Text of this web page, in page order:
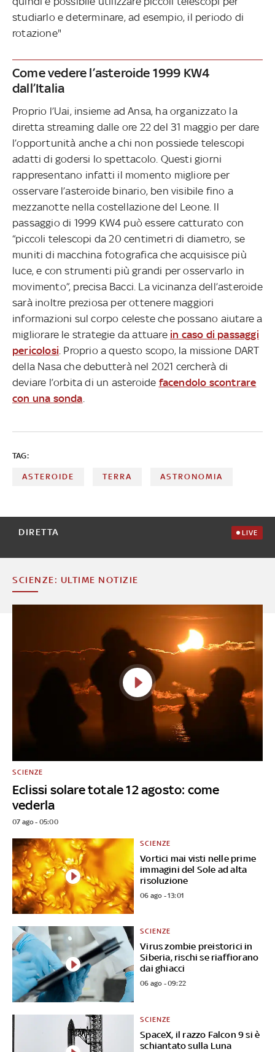
studiarlo e determinare, ad esempio, il periodo di
rotazione"
Come vedere l’asteroide 1999 KW4
dall’Italia
Proprio l’Uai, insieme ad Ansa, ha organizzato la
diretta streaming dalle ore 22 del 31 maggio per dare
l’opportunità anche a chi non possiede telescopi
adatti di godersi lo spettacolo. Questi giorni
rappresentano infatti il momento migliore per
osservare l’asteroide binario, ben visibile fino a
mezzanotte nella costellazione del Leone. Il
passaggio di 1999 KW4 può essere catturato con
“piccoli telescopi da 20 centimetri di diametro, se
muniti di macchina fotografica che acquisisce più
luce, e con strumenti più grandi per osservarlo in
movimento”, precisa Bacci. La vicinanza dell’asteroide
sarà inoltre preziosa per ottenere maggiori
informazioni sul corpo celeste che possano aiutare a
migliorare le strategie da attuare in caso di passaggi
pericolosi . Proprio a questo scopo, la missione DART
della Nasa che debutterà nel 2021 cercherà di
deviare l’orbita di un asteroide facendolo scontrare
con una sonda
TAG:
ASTEROIDE TERRA ASTRONOMIA
DIRETTA LIVE
SCIENZE: ULTIME NOTIZIE
Eclissi solare totale 12 agosto: come
vederla
SCIENZE
07 ago - 05:00
Vortici mai visti nelle prime
immagini del Sole ad alta
risoluzione
SCIENZE
06 ago - 13:01
Virus zombie preistorici in
Siberia, rischi se riaffiorano
dai ghiacci
SCIENZE
06 ago - 09:22
SpaceX, il razzo Falcon 9 si è
schiantato sulla Luna
SCIENZE